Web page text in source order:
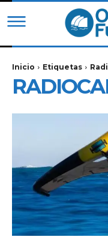
Inicio Etiquetas